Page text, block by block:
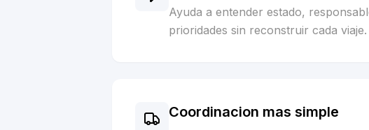
Ayuda a entender estado,
prioridades sin reconstruir cada viaje.
Coordinacion mas simple